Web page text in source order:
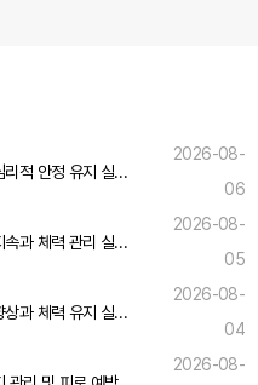
테라피스트 업무 집중력 회복과 심리적 안정 유지 실무 전략
2026-08-
06
테라피스트를 위한 업무 집중력 지속과 체력 관리 실무 노하우
2026-08-
05
테라피스트를 위한 업무 집중력 향상과 체력 유지 실무 가이드
2026-08-
04
2026-08-